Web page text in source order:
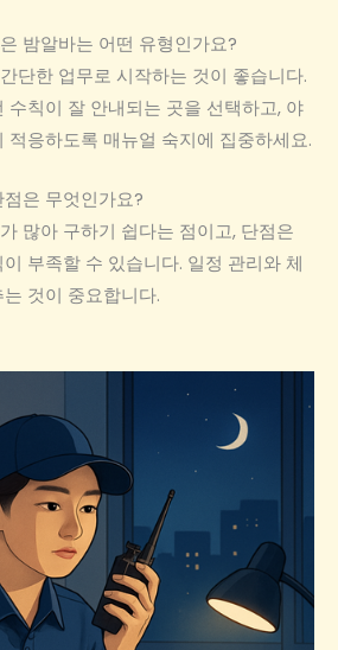
밤알바는 어떤 유형인가요?
단한 업무로 시작하는 것이 좋습니다.
수칙이 잘 안내되는 곳을 선택하고, 야
적응하도록 매뉴얼 숙지에 집중하세요.
은 무엇인가요?
많아 구하기 쉽다는 점이고, 단점은
부족할 수 있습니다. 일정 관리와 체
것이 중요합니다.